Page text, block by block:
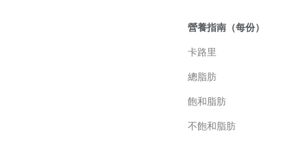
營養指南（每份）
卡路里
總脂肪
飽和脂肪
不飽和脂肪